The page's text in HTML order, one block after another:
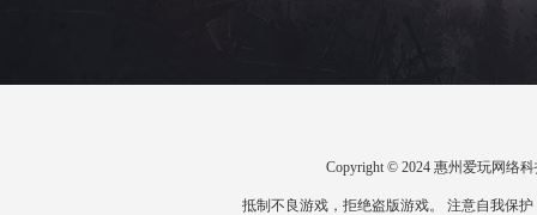
Copyright © 2024 惠州爱玩网络
抵制不良游戏，拒绝盗版游戏。 注意自我保